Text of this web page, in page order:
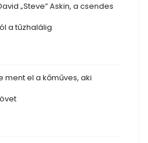
„Steve” Askin, a csendes
a tűzhalálig
ment el a kőműves, aki